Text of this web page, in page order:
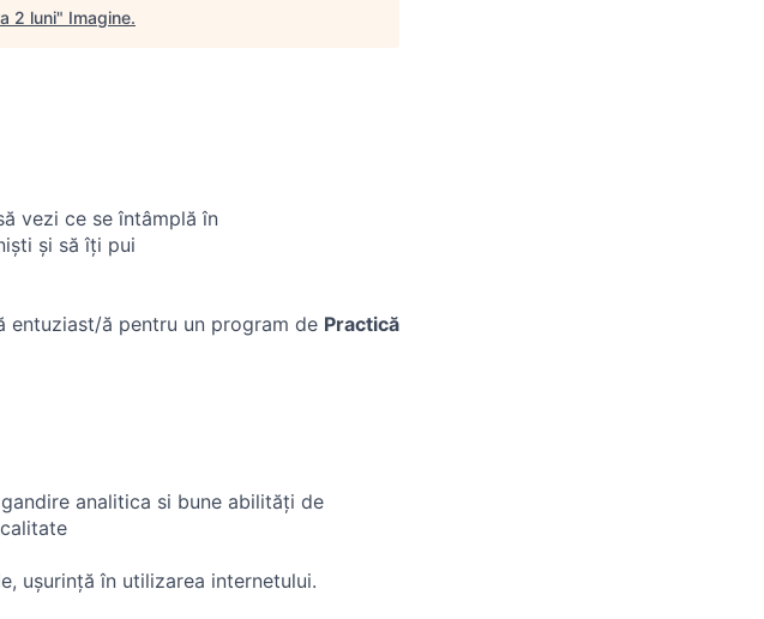
2 luni" Imagine.
vezi ce se întâmplă în
și să îți pui
entuziast/ă pentru un program de Practică
analitica si bune abilități de
ușurință în utilizarea internetului.